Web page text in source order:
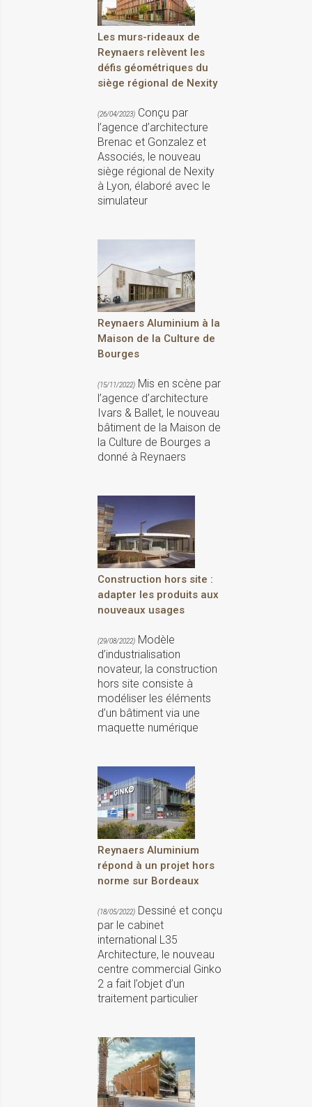
Les murs-rideaux de
Reynaers relèvent les
défis géométriques du
siège régional de Nexity
(26/04/2023) Conçu par
l’agence d’architecture
Brenac et Gonzalez et
Associés, le nouveau
siège régional de Nexity
à Lyon, élaboré avec le
simulateur
Reynaers Aluminium à la
Maison de la Culture de
Bourges
(15/11/2022) Mis en scène par
l’agence d’architecture
Ivars & Ballet, le nouveau
bâtiment de la Maison de
la Culture de Bourges a
donné à Reynaers
Construction hors site :
adapter les produits aux
nouveaux usages
(29/08/2022) Modèle
d’industrialisation
novateur, la construction
hors site consiste à
modéliser les éléments
d’un bâtiment via une
maquette numérique
Reynaers Aluminium
répond à un projet hors
norme sur Bordeaux
(18/05/2022) Dessiné et conçu
par le cabinet
international L35
Architecture, le nouveau
centre commercial Ginko
2 a fait l’objet d’un
traitement particulier